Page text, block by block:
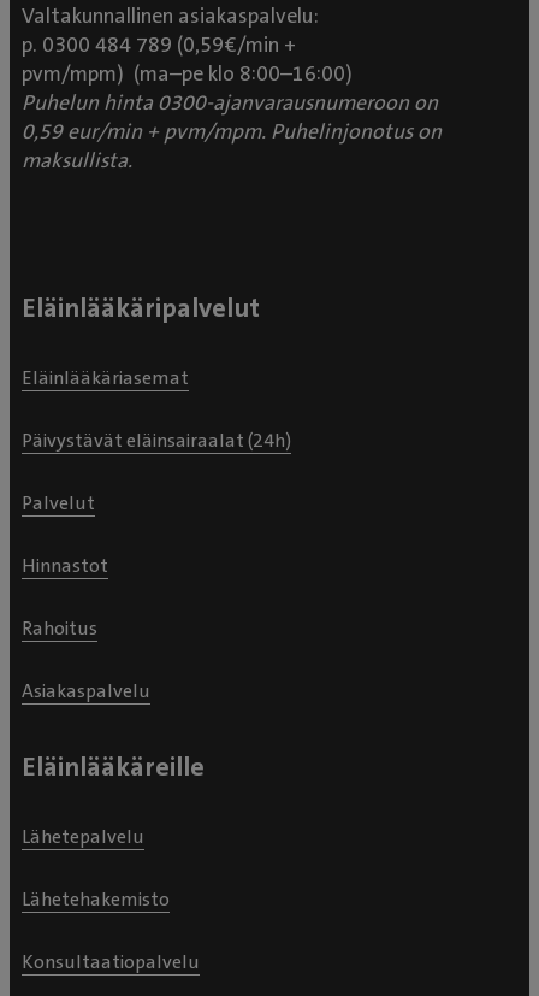
Valtakunnallinen asiakaspalvelu:
p. 0300 484 789 (0,59€/min +
pvm/mpm) (ma–pe klo 8:00–16:00)
Puhelun hinta 0300-ajanvarausnumeroon on
0,59 eur/min + pvm/mpm. Puhelinjonotus on
maksullista.
Eläinlääkäripalvelut
Eläinlääkäriasemat
Päivystävät eläinsairaalat (24h)
Palvelut
Hinnastot
Rahoitus
Asiakaspalvelu
Eläinlääkäreille
Lähetepalvelu
Lähetehakemisto
Konsultaatiopalvelu